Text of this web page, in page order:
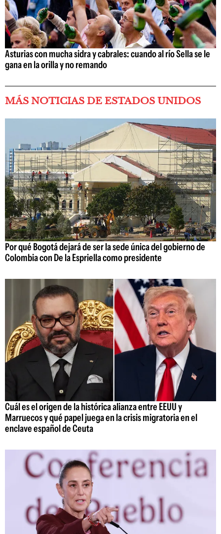
Asturias con mucha sidra y cabrales: cuando al río Sella se le
gana en la orilla y no remando
MÁS NOTICIAS DE ESTADOS UNIDOS
Por qué Bogotá dejará de ser la sede única del gobierno de
Colombia con De la Espriella como presidente
Cuál es el origen de la histórica alianza entre EEUU y
Marruecos y qué papel juega en la crisis migratoria en el
enclave español de Ceuta